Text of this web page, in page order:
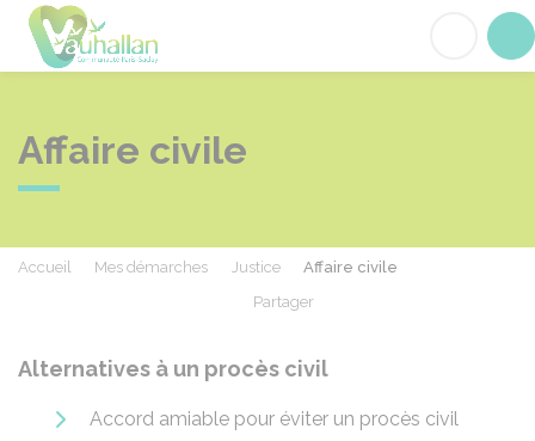
Affaire civile
Accueil Mes démarches Justice
Affaire civile
Partager
Alternatives à un procès civil
Accord amiable pour éviter un procès civil